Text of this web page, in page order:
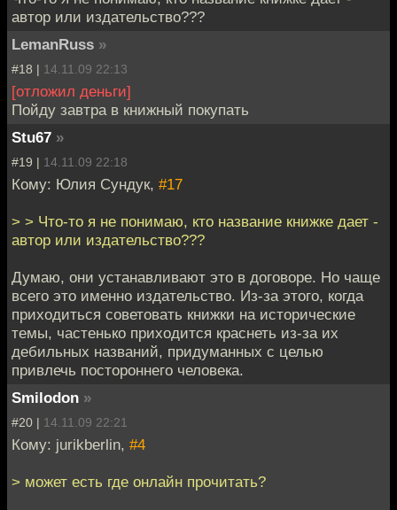
автор или издательство???
LemanRuss »
#18 | 14.11.09 22:13
[отложил деньги]
Пойду завтра в книжный покупать
Stu67 »
#19 | 14.11.09 22:18
Кому: Юлия Сундук, #17
> > Что-то я не понимаю, кто название книжке дает -
автор или издательство???
Думаю, они устанавливают это в договоре. Но чаще
всего это именно издательство. Из-за этого, когда
приходиться советовать книжки на исторические
темы, частенько приходится краснеть из-за их
дебильных названий, придуманных с целью
привлечь постороннего человека.
Smilodon »
#20 | 14.11.09 22:21
Кому: jurikberlin, #4
> может есть где онлайн прочитать?